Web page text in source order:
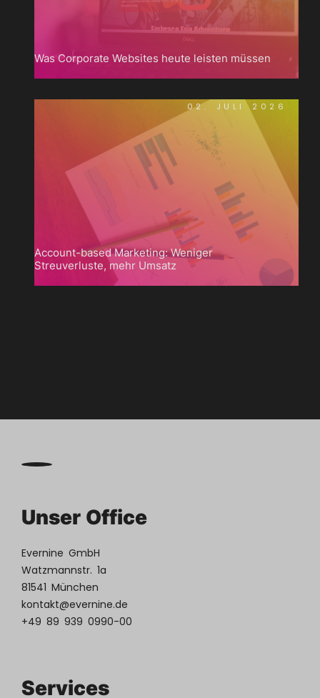
Was Corporate Websites heute leisten müssen
02. JULI 2026
Account-based Marketing: Weniger
Streuverluste, mehr Umsatz
Unser Office
Evernine GmbH
Watzmannstr. 1a
81541 München
kontakt@evernine.de
+49 89 939 0990-00
Services